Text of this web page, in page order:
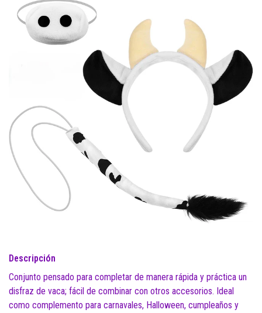
Descripción
Conjunto pensado para completar de manera rápida y práctica un
disfraz de vaca; fácil de combinar con otros accesorios. Ideal
como complemento para carnavales, Halloween, cumpleaños y